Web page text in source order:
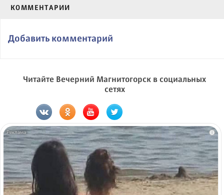
КОММЕНТАРИИ
Добавить комментарий
Читайте Вечерний Магнитогорск в социальных
сетях
i